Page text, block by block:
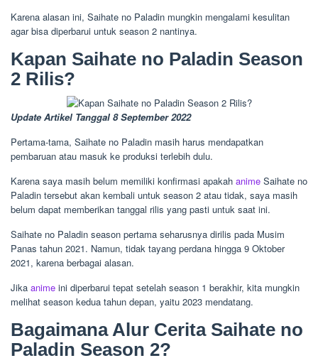
Karena alasan ini, Saihate no Paladin mungkin mengalami kesulitan
agar bisa diperbarui untuk season 2 nantinya.
Kapan Saihate no Paladin Season
2 Rilis?
Update Artikel Tanggal 8 September 2022
Pertama-tama, Saihate no Paladin masih harus mendapatkan
pembaruan atau masuk ke produksi terlebih dulu.
Karena saya masih belum memiliki konfirmasi apakah anime Saihate no
Paladin tersebut akan kembali untuk season 2 atau tidak, saya masih
belum dapat memberikan tanggal rilis yang pasti untuk saat ini.
Saihate no Paladin season pertama seharusnya dirilis pada Musim
Panas tahun 2021. Namun, tidak tayang perdana hingga 9 Oktober
2021, karena berbagai alasan.
Jika anime ini diperbarui tepat setelah season 1 berakhir, kita mungkin
melihat season kedua tahun depan, yaitu 2023 mendatang.
Bagaimana Alur Cerita Saihate no
Paladin Season 2?